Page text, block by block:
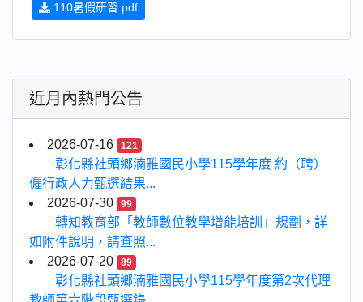
110暑假研習.pdf
近月內熱門公告
2026-07-16 121
彰化縣社頭鄉湳雅國民小學115學年度 約（聘）
僱行政人力甄選結果...
2026-07-30
99
轉知教育部「教師數位教學增能培訓」規劃，詳
如附件說明，請查照...
2026-07-20
89
彰化縣社頭鄉湳雅國民小學115學年度第2次代理